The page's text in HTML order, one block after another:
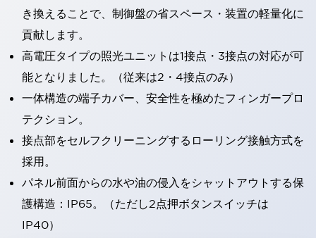
き換えることで、制御盤の省スペース・装置の軽量化に
貢献します。
高電圧タイプの照光ユニットは1接点・3接点の対応が可
能となりました。（従来は2・4接点のみ）
一体構造の端子カバー、安全性を極めたフィンガープロ
テクション。
接点部をセルフクリーニングするローリング接触方式を
採用。
パネル前面からの水や油の侵入をシャットアウトする保
護構造：IP65。（ただし2点押ボタンスイッチは
IP40）